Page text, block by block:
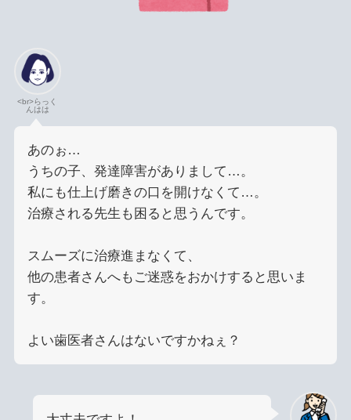
<br>らっく
んはは
あのぉ…
うちの子、発達障害がありまして…。
私にも仕上げ磨きの口を開けなくて…。
治療される先生も困ると思うんです。
スムーズに治療進まなくて、
他の患者さんへもご迷惑をおかけすると思いま
す。
よい歯医者さんはないですかねぇ？